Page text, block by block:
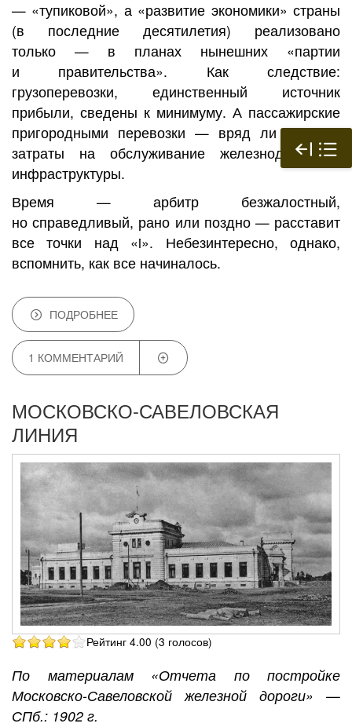
— «тупиковой», а «развитие экономики» страны
(в последние десятилетия) реализовано
только — в планах нынешних «партии
и правительства». Как следствие:
грузоперевозки, единственный источник
прибыли, сведены к минимуму. А пассажирские
пригородными перевозки — вряд ли окупают
затраты на обслуживание железнодорожной
инфраструктуры.
Время — арбитр безжалостный,
но справедливый, рано или поздно — расставит
все точки над «i». Небезинтересно, однако,
вспомнить, как все начиналось.
ПОДРОБНЕЕ
1 КОММЕНТАРИЙ
МОСКОВСКО-САВЕЛОВСКАЯ
ЛИНИЯ
Рейтинг 4.00 (3 голосов)
По материалам «Отчета по постройке
Московско-Савеловской железной дороги» —
СПб.: 1902 г.